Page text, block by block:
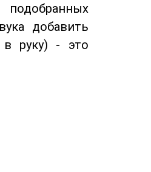
подобранных
добавить
в руку) - это